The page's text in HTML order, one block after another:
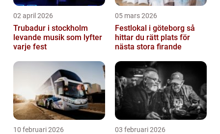
02 april 2026
Trubadur i stockholm
levande musik som lyfter
varje fest
05 mars 2026
Festlokal i göteborg så
hittar du rätt plats för
nästa stora firande
10 februari 2026 03 februari 2026